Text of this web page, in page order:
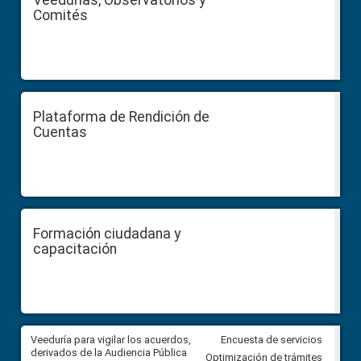
Comités
Plataforma de Rendición de
Cuentas
Formación ciudadana y
capacitación
Veeduría para vigilar los acuerdos,
derivados de la Audiencia Pública
CPCCS convoca a Veeduría
Ciudadana para vigilar el
Encuesta de servicios
Optimización de trámites